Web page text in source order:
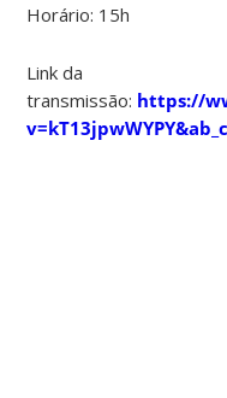
Horário: 15h
Link da
transmissão: https://